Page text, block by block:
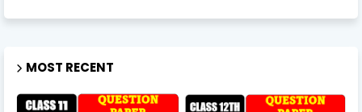
MOST RECENT